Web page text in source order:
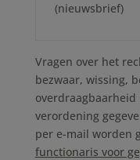
(nieuwsbrief)
Vragen over het
bezwaar, wissing,
verordening
per e-mail worden
functionaris voor